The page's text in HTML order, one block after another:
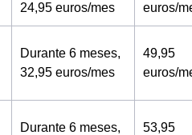
24,95 euros/mes
euros/
Durante 6 meses,
32,95 euros/mes
49,95
euros/
Durante 6 meses,
53,95